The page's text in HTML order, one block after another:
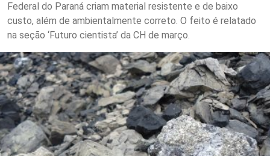
Federal do Paraná criam material resistente e de baixo
custo, além de ambientalmente correto. O feito é relatado
na seção ‘Futuro cientista’ da CH de março.